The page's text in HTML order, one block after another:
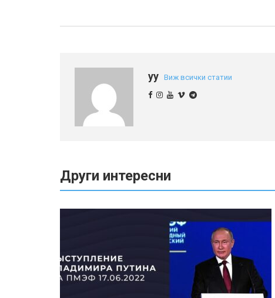
yy Виж всички статии
Други интересни